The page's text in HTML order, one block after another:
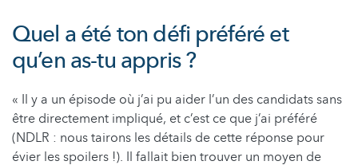
Quel a été ton défi préféré et
qu’en as-tu appris ?
« Il y a un épisode où j’ai pu aider l’un des candidats sans
être directement impliqué, et c’est ce que j’ai préféré
(NDLR : nous tairons les détails de cette réponse pour
évier les spoilers !). Il fallait bien trouver un moyen de